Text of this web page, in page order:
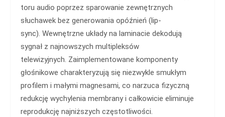
toru audio poprzez sparowanie zewnętrznych
słuchawek bez generowania opóźnień (lip-
sync). Wewnętrzne układy na laminacie dekodują
sygnał z najnowszych multipleksów
telewizyjnych. Zaimplementowane komponenty
głośnikowe charakteryzują się niezwykle smukłym
profilem i małymi magnesami, co narzuca fizyczną
redukcję wychylenia membrany i całkowicie eliminuje
reprodukcję najniższych częstotliwości.